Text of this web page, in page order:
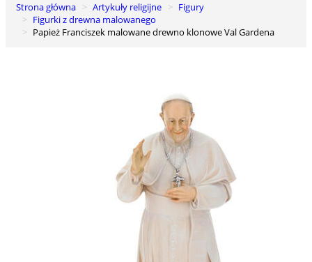
0
Koszyk
Strona główna Artykuły religijne
Figury
Figurki z drewna malowanego
Papież Franciszek malowane drewno klonowe Val Gardena